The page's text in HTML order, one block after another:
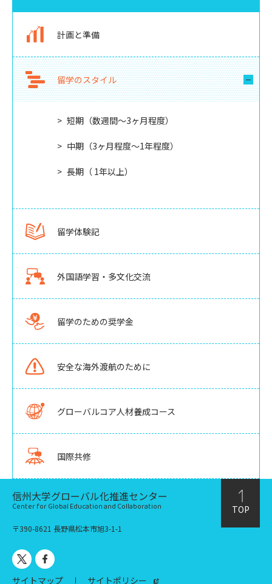
計画と準備
留学のスタイル
短期（数週間〜3ヶ月程度）
中期（3ヶ月程度〜1年程度）
長期（ 1年以上）
留学体験記
外国語学習・多文化交流
留学のための奨学金
安全な海外渡航のために
グローバルコア人材養成コース
国際共修
TOP
信州大学グローバル化推進センター
Center for Global Education and Collaboration
〒390-8621 長野県松本市旭3-1-1
サイトマップ サイトポリシー